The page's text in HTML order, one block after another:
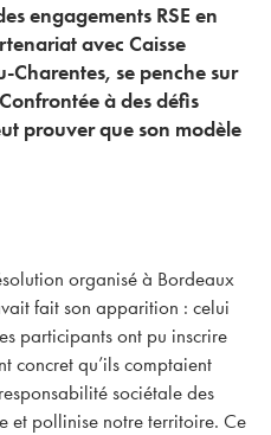
engagements RSE en
avec Caisse
Charentes, se penche sur
à des défis
prouver que son modèle
organisé à Bordeaux
fait son apparition : celui
participants ont pu inscrire
concret qu’ils comptaient
sociétale des
et pollinise notre territoire. Ce